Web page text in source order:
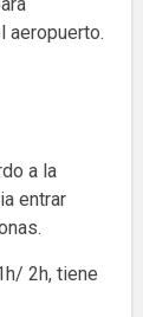
aeropuerto.
a la
entrar
2h, tiene